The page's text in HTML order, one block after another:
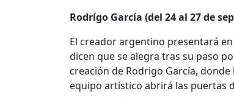
Rodrígo García (del 24 al 27 de
El creador argentino presentará
dicen que se alegra tras su paso
creación de Rodrigo García,
equipo artístico abrirá las puertas